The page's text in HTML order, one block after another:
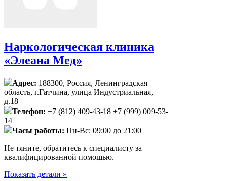
Наркологическая клиника
«Элеана Мед»
Адрес: 188300, Россия, Ленинградская
область​, г.Гатчина, улица Индустриальная,
д.18
Телефон: +7 (812) 409-43-18 +7 (999) 009-53-
14
Часы работы: Пн-Вс: 09:00 до 21:00
Не тяните, обратитесь к специалисту за
квалифицированной помощью.
Показать детали »